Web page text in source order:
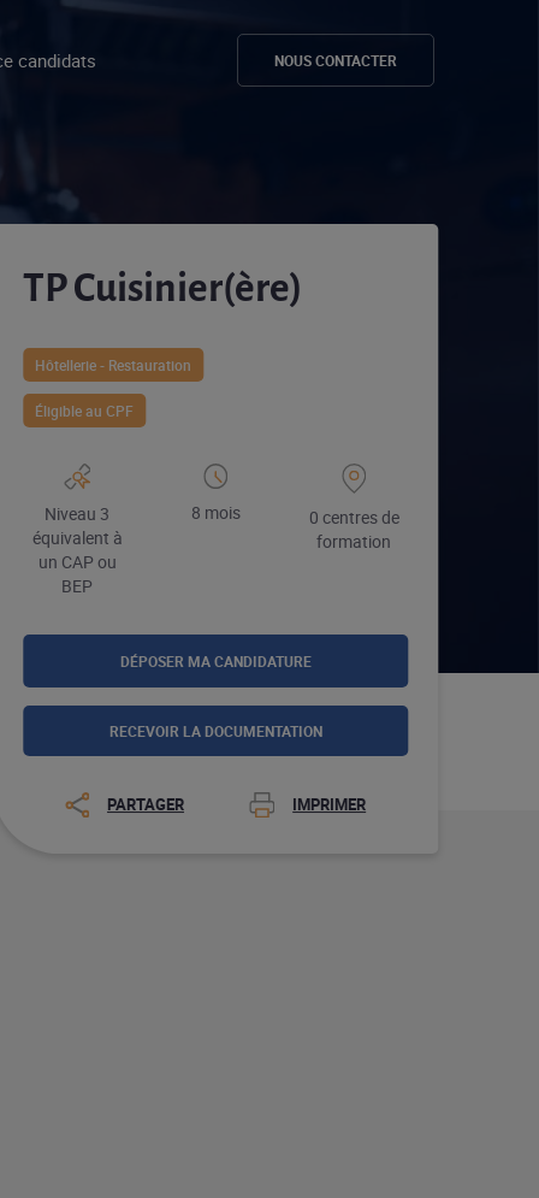
candidats NOUS CONTACTER
TP Cuisinier(ère)
Hôtellerie - Restauration
Éligible au CPF
Niveau 3
équivalent à
un CAP ou
BEP
8 mois
0 centres de
formation
DÉPOSER MA CANDIDATURE
RECEVOIR LA DOCUMENTATION
PARTAGER IMPRIMER